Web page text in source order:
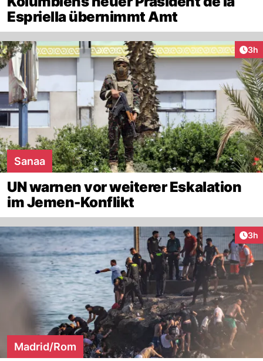
Espriella übernimmt Amt
3h
Sanaa
UN warnen vor weiterer Eskalation
im Jemen-Konflikt
3h
Madrid/Rom